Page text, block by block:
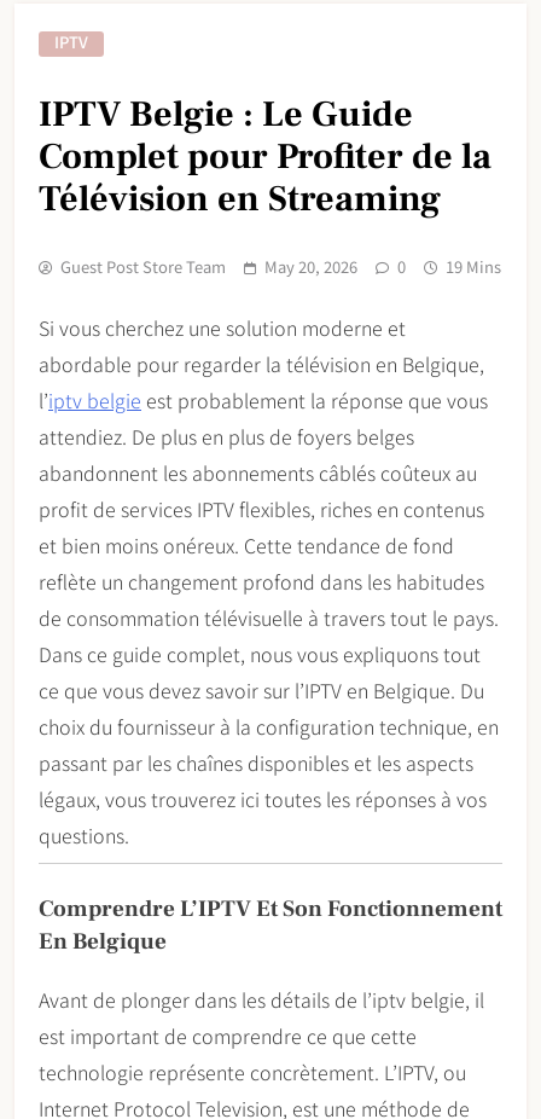
IPTV
IPTV Belgie : Le Guide
Complet pour Profiter de la
Télévision en Streaming
Guest Post Store Team May 20, 2026 0 19 Mins
Si vous cherchez une solution moderne et
abordable pour regarder la télévision en Belgique,
l’iptv belgie est probablement la réponse que vous
attendiez. De plus en plus de foyers belges
abandonnent les abonnements câblés coûteux au
profit de services IPTV flexibles, riches en contenus
et bien moins onéreux. Cette tendance de fond
reflète un changement profond dans les habitudes
de consommation télévisuelle à travers tout le pays.
Dans ce guide complet, nous vous expliquons tout
ce que vous devez savoir sur l’IPTV en Belgique. Du
choix du fournisseur à la configuration technique, en
passant par les chaînes disponibles et les aspects
légaux, vous trouverez ici toutes les réponses à vos
questions.
Comprendre L’IPTV Et Son Fonctionnement
En Belgique
Avant de plonger dans les détails de l’iptv belgie, il
est important de comprendre ce que cette
technologie représente concrètement. L’IPTV, ou
Internet Protocol Television, est une méthode de